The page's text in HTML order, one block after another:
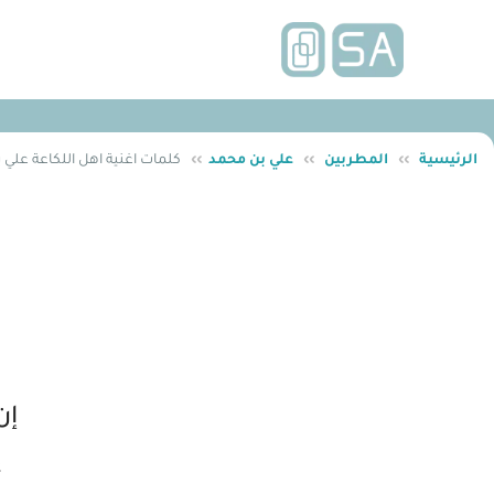
الرئيسية ›› المطربين ›› علي بن محمد ›› كلمات اغنية اهل اللكاعة